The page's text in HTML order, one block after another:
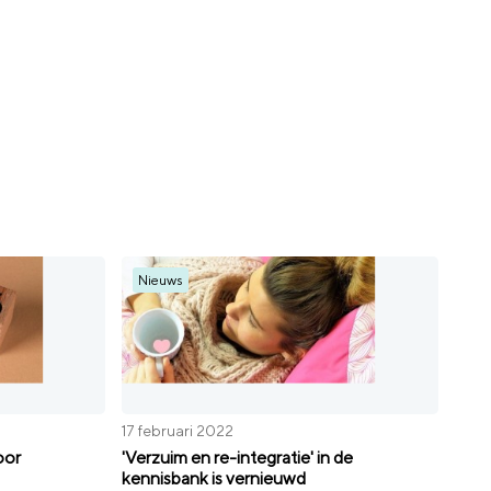
Nieuws
17 februari 2022
'Verzuim en re-integratie' in de
kennisbank is vernieuwd